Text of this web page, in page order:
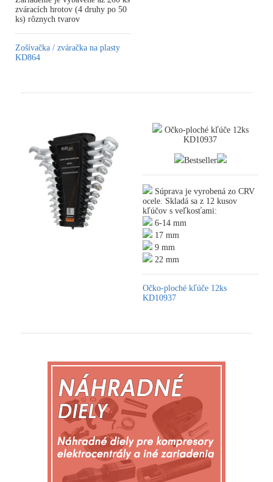
zváracích hrotov (4 druhy po 50
ks) rôznych tvarov
Zošívačka / zváračka na plasty
KD864
Očko-ploché kľúče 12ks
KD10937
Bestseller
Súprava je vyrobená zo CRV
ocele. Skladá sa z 12 kusov
kľúčov s veľkosťami:
6-14 mm
17 mm
9 mm
22 mm
Očko-ploché kľúče 12ks
KD10937